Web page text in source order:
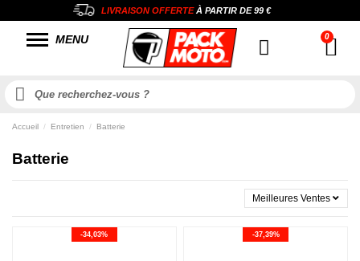
LIVRAISON OFFERTEÀ PARTIR DE99 €
MENU
Accueil Entretien Batterie
Batterie
Meilleures Ventes
-34,03% -37,39%